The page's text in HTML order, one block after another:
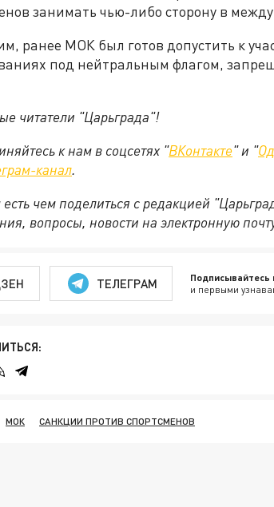
занимать чью-либо сторону в
ранее МОК был готов допустить к
под нейтральным флагом,
читатели "Царьграда"!
к нам в соцсетях "ВКонтакте" и "
канал.
чем поделиться с редакцией
вопросы, новости на электронную
ТЕЛЕГРАМ Подписывайтесь
и первыми
МОК САНКЦИИ ПРОТИВ СПОРТСМЕНОВ